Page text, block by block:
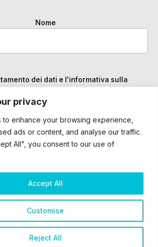
privacy
to enhance your browsing experience,
ads or content, and analyse our traffic.
All", you consent to our use of
Customise
Reject All
Accept All
Nome
dei dati e l'informativa sulla
Cookie & Privacy Policy